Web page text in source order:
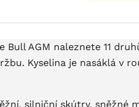
AGM naleznete 11
Kyselina je nasáklá v
silniční skútry, sněžné